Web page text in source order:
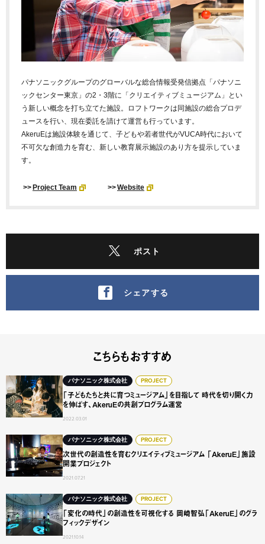
パナソニックグループのグローバルな総合情報受発信拠点「パナソニ
ックセンター東京」の2・3階に「クリエイティブミュージアム」とい
う新しい概念を打ち立てた施設。ロフトワークは同施設の総合プロデ
ュースを行い、現在委託を請けて運営も行っています。
AkeruEは施設体験を通じて、子どもや若者世代がVUCA時代において
不可欠な創造力を育む、新しい教育展示施設のあり方を提示していま
す。
>> Project Team >>Website
ポスト
シェアする
こちらもおすすめ
パナソニック株式会社 PROJECT
「子どもたちと共に育つミュージアム」を目指して 時代を切り開く力
を伸ばす、AkeruEの共創プログラム運営
2022.03.01
「子どもたちと共に育つミュージアム」を目指して 時代を
パナソニック株式会社 PROJECT
次世代の創造性を育むクリエイティブミュージアム 「AkeruE」施設
開業プロジェクト
2021.07.21
次世代の創造性を育むクリエイティブミュージアム 「
パナソニック株式会社 PROJECT
「変化の時代」の創造性を可視化する 岡崎智弘「AkeruE」のグラ
フィックデザイン
2021.10.14
「変化の時代」の創造性を可視化する 岡崎智弘「AkeruE」